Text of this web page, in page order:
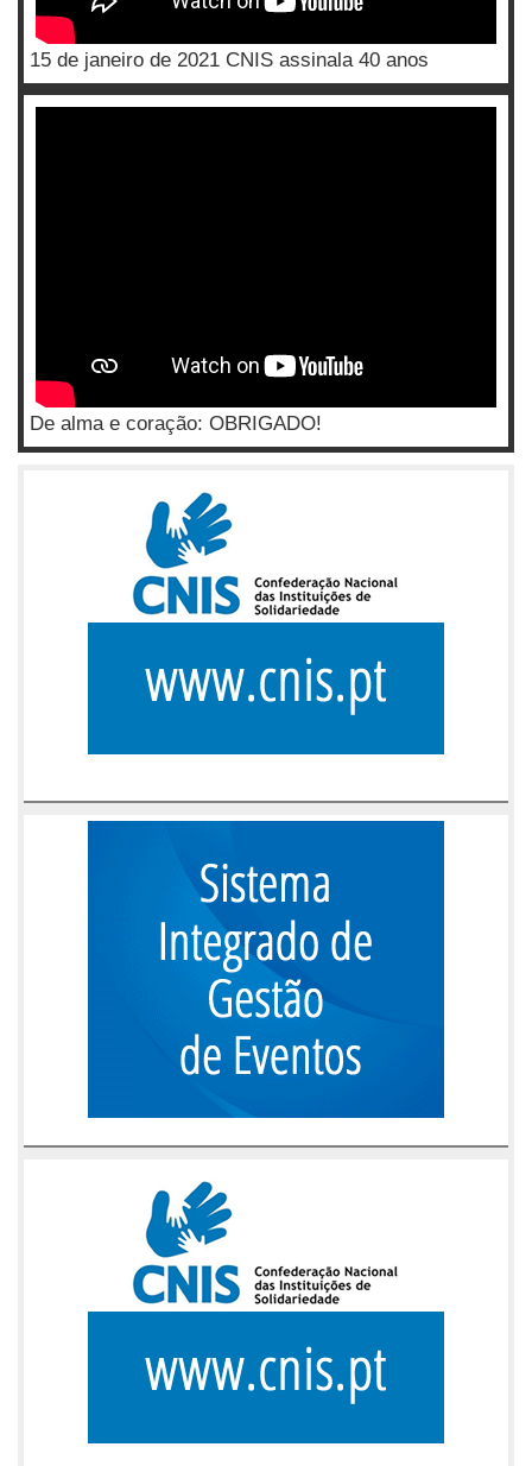
15 de janeiro de 2021 CNIS assinala 40 anos
De alma e coração: OBRIGADO!